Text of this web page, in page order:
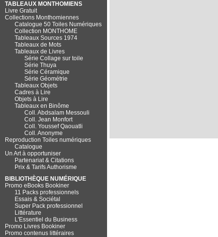
TABLEAUX MONTHOMIENS
Livre Gratuit
Collections Monthomiennes
Catalogue 50 Toiles Numériques
Collection MONTHOME
Tableaux Sources 1974
Tableaux de Mots
Tableaux de Livres
Série Collage sur toile
Série Thuya
Série Céramique
Série Géométrie
Tableaux Objets
Cadres à Lire
Objets à Lire
Tableaux en Binôme
Coll. Abdsalam Messouli
Coll. Jean Monfort
Coll. Youssef Qaouatli
Coll. Anonyme
Reproduction Toiles numériques
Catalogue
Un Art à opportuniser
Partenariat & Citations
Prix & Tarifs Authorisme
BIBLIOTHÈQUE NUMÉRIQUE
Promo eBooks Bookiner
11 Packs professionnels
Essais & Sociétal
Super Pack professionnel
Littérature
L'Essentiel du Business
Promo Livres Bookiner
Promo contenus littéraires